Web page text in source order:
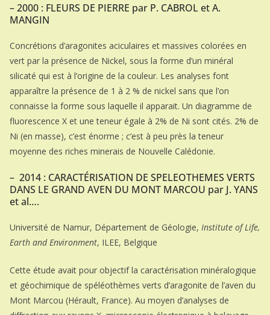
– 2000 : FLEURS DE PIERRE par P. CABROL et A.
MANGIN
Concrétions d’aragonites aciculaires et massives colorées en
vert par la présence de Nickel, sous la forme d’un minéral
silicaté qui est à l’origine de la couleur. Les analyses font
apparaître la présence de 1 à 2 % de nickel sans que l’on
connaisse la forme sous laquelle il apparait. Un diagramme de
fluorescence X et une teneur égale à 2% de Ni sont cités. 2% de
Ni (en masse), c’est énorme ; c’est à peu près la teneur
moyenne des riches minerais de Nouvelle Calédonie.
– 2014 : CARACTÉRISATION DE SPELEOTHEMES VERTS
DANS LE GRAND AVEN DU MONT MARCOU par J. YANS
et al….
Université de Namur, Département de Géologie, Institute of Life,
Earth and Environment, ILEE, Belgique
Cette étude avait pour objectif la caractérisation minéralogique
et géochimique de spéléothèmes verts d’aragonite de l’aven du
Mont Marcou (Hérault, France). Au moyen d’analyses de